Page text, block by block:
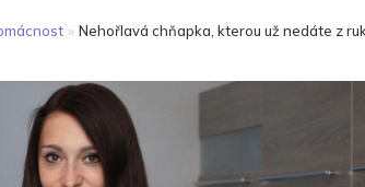
» Nehořlavá chňapka, kterou už nedáte z